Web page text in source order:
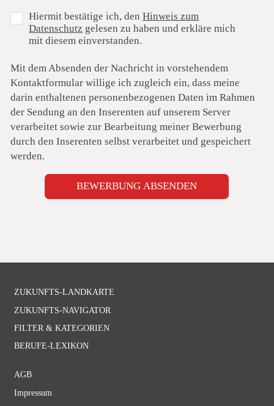
Hiermit bestätige ich, denHinweis zum
Datenschutz gelesen zu haben und erkläre mich
mit diesem einverstanden.
Mit dem Absenden der Nachricht in vorstehendem
Kontaktformular willige ich zugleich ein, dass meine
darin enthaltenen personenbezogenen Daten im Rahmen
der Sendung an den Inserenten auf unserem Server
verarbeitet sowie zur Bearbeitung meiner Bewerbung
durch den Inserenten selbst verarbeitet und gespeichert
werden.
BEWERBUNG ABSENDEN
Navigation
ZUKUNFTS-LANDKARTE
ZUKUNFTS-NAVIGATOR
FILTER & KATEGORIEN
BERUFE-LEXIKON
Navigation
AGB
Impressum